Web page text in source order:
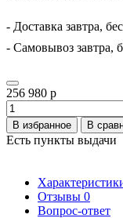
- Доставка завтра,
- Самовывоз завтра,
256 980 р
В избранное
В
Есть пункты выдачи
Отзывы 0
Вопрос-ответ